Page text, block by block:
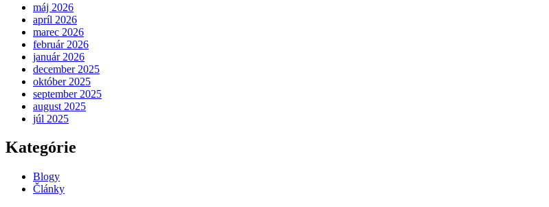
máj 2026
apríl 2026
marec 2026
február 2026
január 2026
december 2025
október 2025
september 2025
august 2025
júl 2025
Kategórie
Blogy
Články